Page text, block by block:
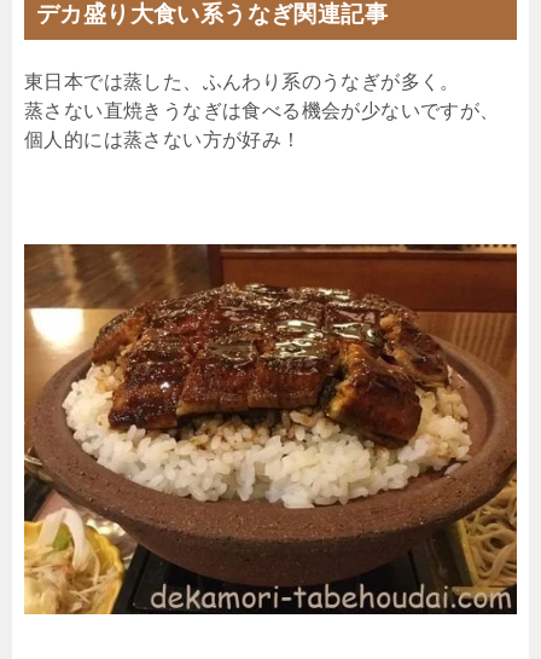
デカ盛り大食い系うなぎ関連記事
東日本では蒸した、ふんわり系のうなぎが多く。
蒸さない直焼きうなぎは食べる機会が少ないですが、
個人的には蒸さない方が好み！